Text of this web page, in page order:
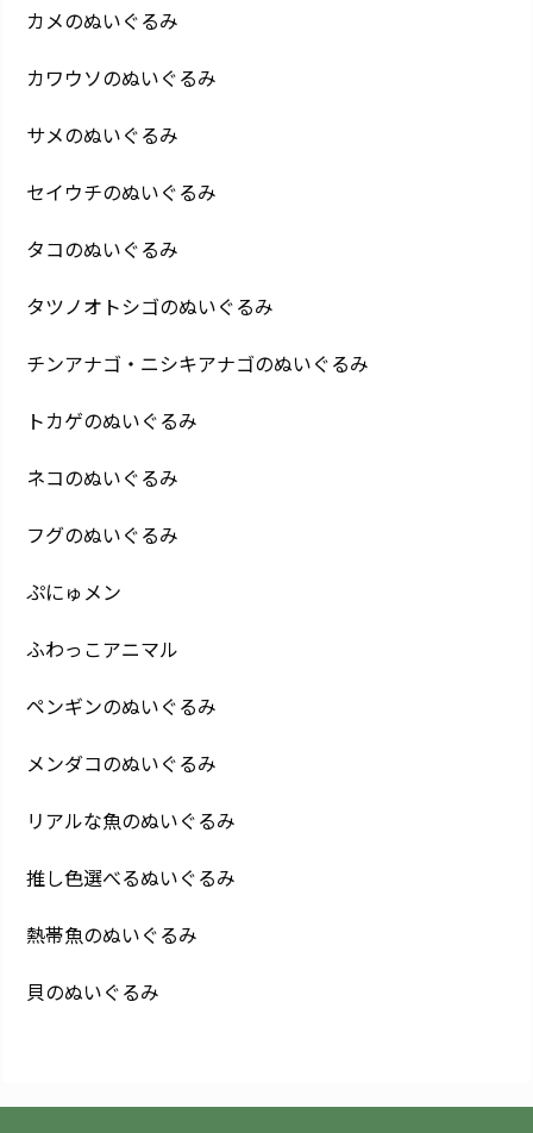
カメのぬいぐるみ
カワウソのぬいぐるみ
サメのぬいぐるみ
セイウチのぬいぐるみ
タコのぬいぐるみ
タツノオトシゴのぬいぐるみ
チンアナゴ・ニシキアナゴのぬいぐるみ
トカゲのぬいぐるみ
ネコのぬいぐるみ
フグのぬいぐるみ
ぷにゅメン
ふわっこアニマル
ペンギンのぬいぐるみ
メンダコのぬいぐるみ
リアルな魚のぬいぐるみ
推し色選べるぬいぐるみ
熱帯魚のぬいぐるみ
貝のぬいぐるみ